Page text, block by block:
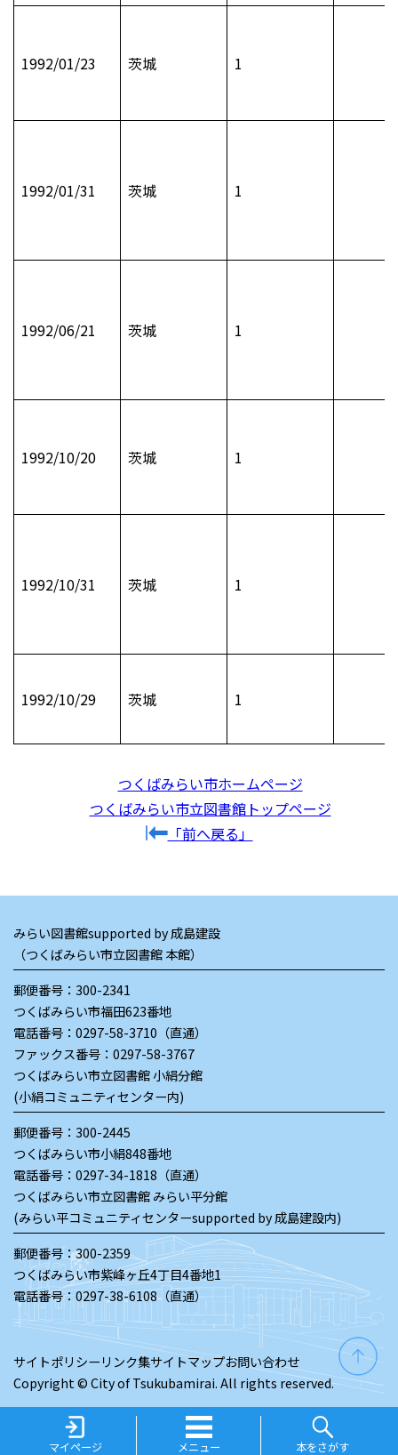
マイページ メニュー 本をさがす
1992/01/23 茨城 1
1992/01/31 茨城 1
1992/06/21 茨城 1
1992/10/20 茨城 1
1992/10/31 茨城 1
1992/10/29 茨城 1
つくばみらい市ホームページ
つくばみらい市立図書館トップページ
「前へ戻る」
みらい図書館supported by 成島建設
（つくばみらい市立図書館 本館）
郵便番号：300-2341
つくばみらい市福田623番地
電話番号： 0297-58-3710（直通）
ファックス番号：0297-58-3767
つくばみらい市立図書館 小絹分館
(小絹コミュニティセンター内)
郵便番号：300-2445
つくばみらい市小絹848番地
電話番号： 0297-34-1818（直通）
つくばみらい市立図書館 みらい平分館
(みらい平コミュニティセンターsupported by 成島建設内)
郵便番号：300-2359
つくばみらい市紫峰ヶ丘4丁目4番地1
電話番号： 0297-38-6108（直通）
サイトポリシーリンク集サイトマップお問い合わせ
Copyright © City of Tsukubamirai. All rights reserved.